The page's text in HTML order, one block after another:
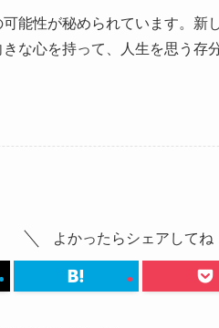
能性が秘められています。新
な心を持って、人生を思う存
よかったらシェアしてね